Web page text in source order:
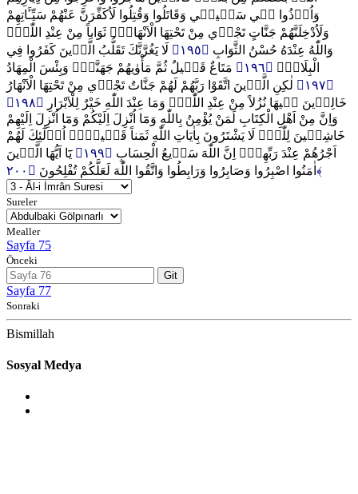
وَاُو۫ذُوا ف۪ي سَب۪يل۪ي وَقَاتَلُوا وَقُتِلُوا لَاُكَفِّرَنَّ عَنْهُمْ سَيِّـَٔاتِهِمْ
وَلَاُدْخِلَنَّهُمْ جَنَّاتٍ تَجْر۪ي مِنْ تَحْتِهَا الْاَنْهَارُۚ ثَوَاباً مِنْ عِنْدِ اللّٰهِۜ
وَاللّٰهُ عِنْدَهُ حُسْنُ الثَّوَابِ ﴿١٩٥﴾
لَا يَغُرَّنَّكَ تَقَلُّبُ الَّذ۪ينَ كَفَرُوا فِي
الْبِلَادِۜ ﴿١٩٦﴾
مَتَاعٌ قَل۪يلٌ ثُمَّ مَأْوٰيهُمْ جَهَنَّمُۜ وَبِئْسَ الْمِهَادُ
﴿١٩٧﴾
لٰكِنِ الَّذ۪ينَ اتَّقَوْا رَبَّهُمْ لَهُمْ جَنَّاتٌ تَجْر۪ي مِنْ تَحْتِهَا الْاَنْهَارُ
خَالِد۪ينَ ف۪يهَا نُزُلاً مِنْ عِنْدِ اللّٰهِۜ وَمَا عِنْدَ اللّٰهِ خَيْرٌ لِلْاَبْرَارِ
﴿١٩٨﴾
وَاِنَّ مِنْ اَهْلِ الْكِتَابِ لَمَنْ يُؤْمِنُ بِاللّٰهِ وَمَٓا اُنْزِلَ اِلَيْكُمْ وَمَٓا اُنْزِلَ اِلَيْهِمْ
خَاشِع۪ينَ لِلّٰهِۙ لَا يَشْتَرُونَ بِاٰيَاتِ اللّٰهِ ثَمَناً قَل۪يلاًۜ اُو۬لٰٓئِكَ لَهُمْ
اَجْرُهُمْ عِنْدَ رَبِّهِمْۜ اِنَّ اللّٰهَ سَر۪يعُ الْحِسَابِ ﴿١٩٩﴾
يَٓا اَيُّهَا الَّذ۪ينَ
اٰمَنُوا اصْبِرُوا وَصَابِرُوا وَرَابِطُوا وَاتَّقُوا اللّٰهَ لَعَلَّكُمْ تُفْلِحُونَ ﴿٢٠٠﴾
Sureler
Mealler
Sayfa 75
Önceki
Git
Sayfa 77
Sonraki
Bismillah
Sosyal Medya